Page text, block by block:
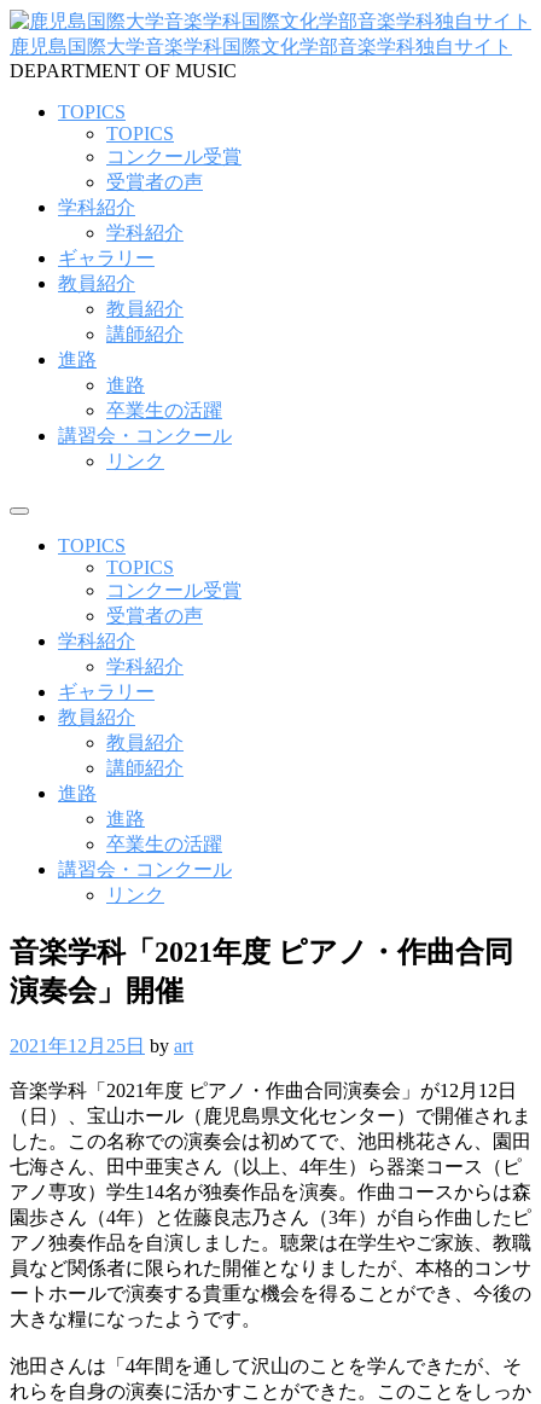
コ
ン
テ
鹿児島国際大学音楽学科国際文化学部音楽学科独自サイト
DEPARTMENT OF MUSIC
TOPICS
TOPICS
コンクール受賞
受賞者の声
学科紹介
学科紹介
ギャラリー
教員紹介
教員紹介
講師紹介
進路
進路
卒業生の活躍
講習会・コンクール
リンク
メ
TOPICS
TOPICS
コンクール受賞
受賞者の声
学科紹介
学科紹介
ギャラリー
教員紹介
教員紹介
講師紹介
進路
進路
卒業生の活躍
講習会・コンクール
リンク
音楽学科「2021年度 ピアノ・作曲合同
演奏会」開催
2021年12月25日 by art
音楽学科「2021年度 ピアノ・作曲合同演奏会」が12月12日
（日）、宝山ホール（鹿児島県文化センター）で開催されま
した。この名称での演奏会は初めてで、池田桃花さん、園田
七海さん、田中亜実さん（以上、4年生）ら器楽コース（ピ
アノ専攻）学生14名が独奏作品を演奏。作曲コースからは森
園歩さん（4年）と佐藤良志乃さん（3年）が自ら作曲したピ
アノ独奏作品を自演しました。聴衆は在学生やご家族、教職
員など関係者に限られた開催となりましたが、本格的コンサ
ートホールで演奏する貴重な機会を得ることができ、今後の
大きな糧になったようです。
池田さんは「4年間を通して沢山のことを学んできたが、そ
れらを自身の演奏に活かすことができた。このことをしっか